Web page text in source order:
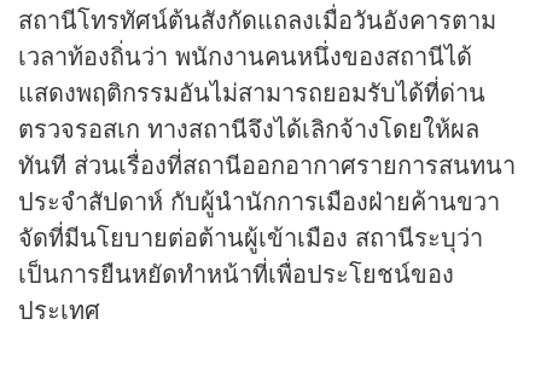
สถานีโทรทัศน์ต้นสังกัดแถลงเมื่อวันอังคารตาม
เวลาท้องถิ่นว่า พนักงานคนหนึ่งของสถานีได้
แสดงพฤติกรรมอันไม่สามารถยอมรับได้ที่ด่าน
ตรวจรอสเก ทางสถานีจึงได้เลิกจ้างโดยให้ผล
ทันที ส่วนเรื่องที่สถานีออกอากาศรายการสนทนา
ประจำสัปดาห์ กับผู้นำนักการเมืองฝ่ายค้านขวา
จัดที่มีนโยบายต่อต้านผู้เข้าเมือง สถานีระบุว่า
เป็นการยืนหยัดทำหน้าที่เพื่อประโยชน์ของ
ประเทศ